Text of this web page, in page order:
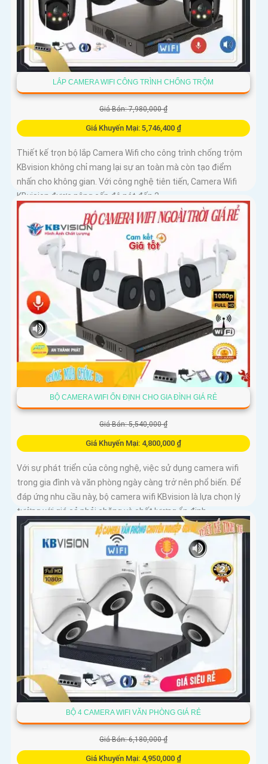
LẮP CAMERA WIFI CÔNG TRÌNH CHỐNG TRỘM
Giá Bán: 7,980,000 ₫
Giá Khuyến Mại: 5,746,400 ₫
Thiết kế trọn bộ lắp Camera Wifi cho công trình chống trộm
KBvision không chỉ mang lại sự an toàn mà còn tạo điểm
nhấn cho không gian. Với công nghệ tiên tiến, Camera Wifi
KBvision được nâng cấp độ nét đến 2
BỘ CAMERA WIFI ỔN ĐỊNH CHO GIA ĐÌNH GIÁ RẺ
Giá Bán: 5,540,000 ₫
Giá Khuyến Mại: 4,800,000 ₫
Với sự phát triển của công nghệ, việc sử dụng camera wifi
trong gia đình và văn phòng ngày càng trở nên phổ biến. Để
đáp ứng nhu cầu này, bộ camera wifi KBvision là lựa chọn lý
tưởng với giá cả phải chăng và chất lượng ổn định
BỘ 4 CAMERA WIFI VĂN PHÒNG GIÁ RẺ
Giá Bán: 6,180,000 ₫
Giá Khuyến Mại: 4,950,000 ₫